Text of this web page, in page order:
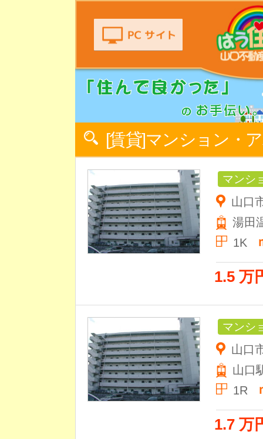
[賃貸]マンション・
マンシ
山口
湯田
1K
1.5 万
マンシ
山口
山口
1R
1.7 万